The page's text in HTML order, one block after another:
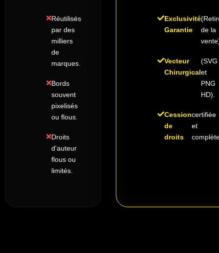
Réutilisés
par des
milliers
de
marques.
Bords
souvent
pixelisés
ou flous.
Droits
d'auteur
flous ou
limités.
Exclusivité
Garantie
de la
Vecteur
Chirurgical
(SVG
et
PNG
HD).
Cession
de
droits
certifiée
et